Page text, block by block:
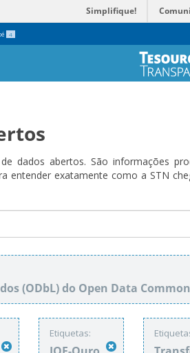
4
Simplifique!
dados abertos. São informações
entender exatamente como a STN
(ODbL) do Open Data
Etiquetas: